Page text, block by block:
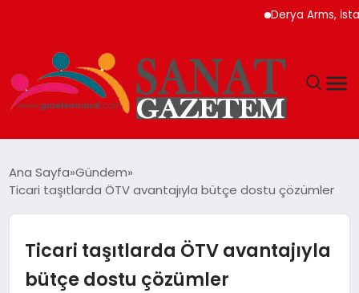
Derya Arms, İstanbul
TEKNOLOJI
SIYASET
SPOR
Ana Sayfa Gündem
Ticari taşıtlarda ÖTV avantajıyla bütçe dostu çözümler
Ticari taşıtlarda ÖTV avantajıyla
bütçe dostu çözümler